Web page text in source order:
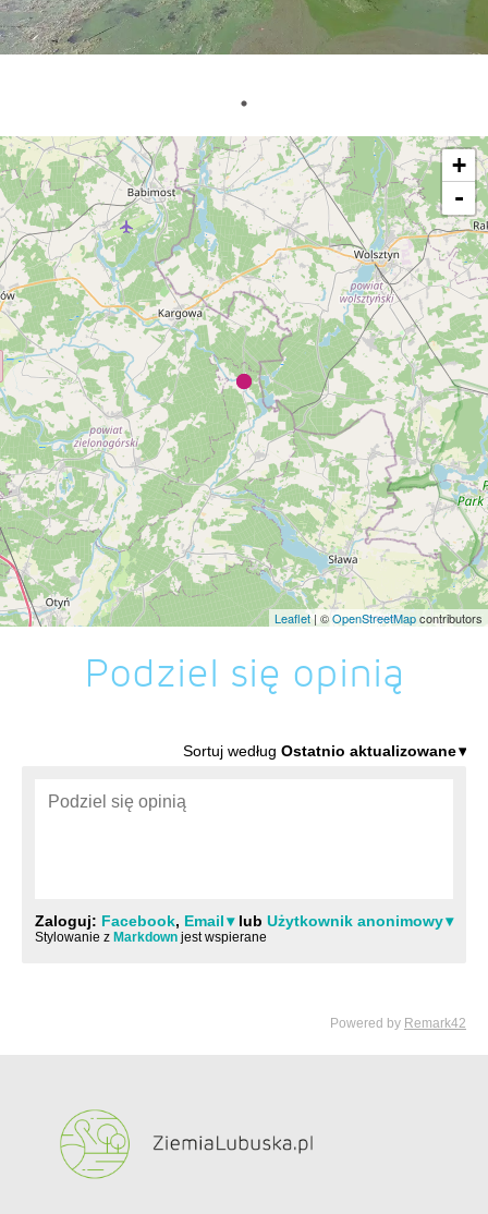
+
-
Leaflet | ©OpenStreetMapcontributors
Podziel się opinią